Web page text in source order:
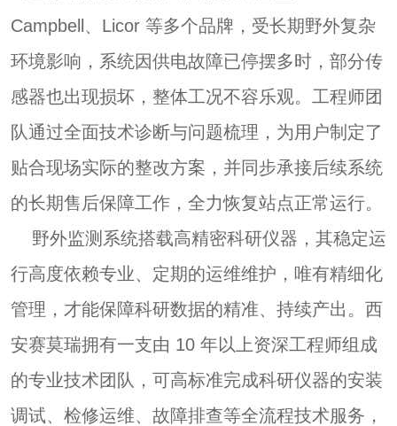
Campbell、 Licor 等多个品牌，受长期野外复杂
环境影响，系统因供电故障已停摆多时，部分传
感器也出现损坏，整体工况不容乐观。工程师团
队通过全面技术诊断与问题梳理，为用户制定了
贴合现场实际的整改方案，并同步承接后续系统
的长期售后保障工作，全力恢复站点正常运行。
野外监测系统搭载高精密科研仪器，其稳定运
行高度依赖专业、定期的运维维护，唯有精细化
管理，才能保障科研数据的精准、持续产出。 西
安赛莫瑞拥有一支由 10 年以上资深工程师组成
的专业技术团队，可高标准完成科研仪器的安装
调试、检修运维、故障排查等全流程技术服务，